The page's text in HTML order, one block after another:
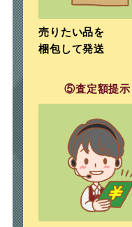
売りたい品を
梱包して発送
⑤査定額提示